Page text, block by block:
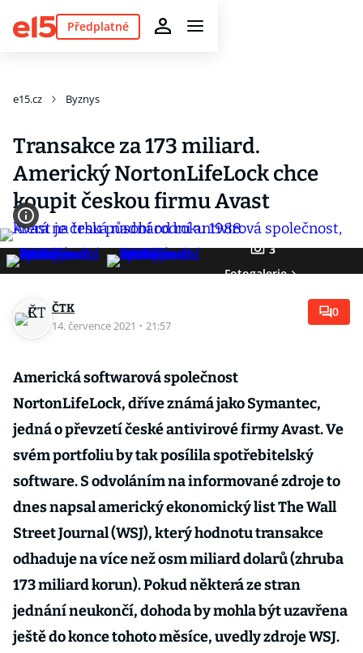
Předplatné
e15.cz Byznys
Transakce za 173 miliard.
Americký NortonLifeLock chce
koupit českou firmu Avast
3
Fotogalerie
ČTK
14. července 2021 · 21:57
0
Americká softwarová společnost
NortonLifeLock, dříve známá jako Symantec,
jedná o převzetí české antivirové firmy Avast. Ve
svém portfoliu by tak posílila spotřebitelský
software. S odvoláním na informované zdroje to
dnes napsal americký ekonomický list The Wall
Street Journal (WSJ), který hodnotu transakce
odhaduje na více než osm miliard dolarů (zhruba
173 miliard korun). Pokud některá ze stran
jednání neukončí, dohoda by mohla být uzavřena
ještě do konce tohoto měsíce, uvedly zdroje WSJ.